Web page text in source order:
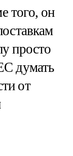
того, он
просто
думать
от